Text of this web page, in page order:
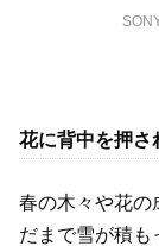
花に背中を押さ
春の木々や花の
だまで雪が積